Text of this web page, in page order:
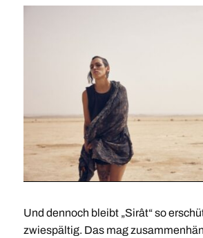
Und dennoch bleibt „Sirât“ so
zwiespältig. Das mag